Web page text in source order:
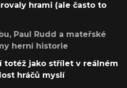
hrami (ale často to
Paul Rudd a mateřské
herní historie
totéž jako střílet v reálném
hráčů myslí